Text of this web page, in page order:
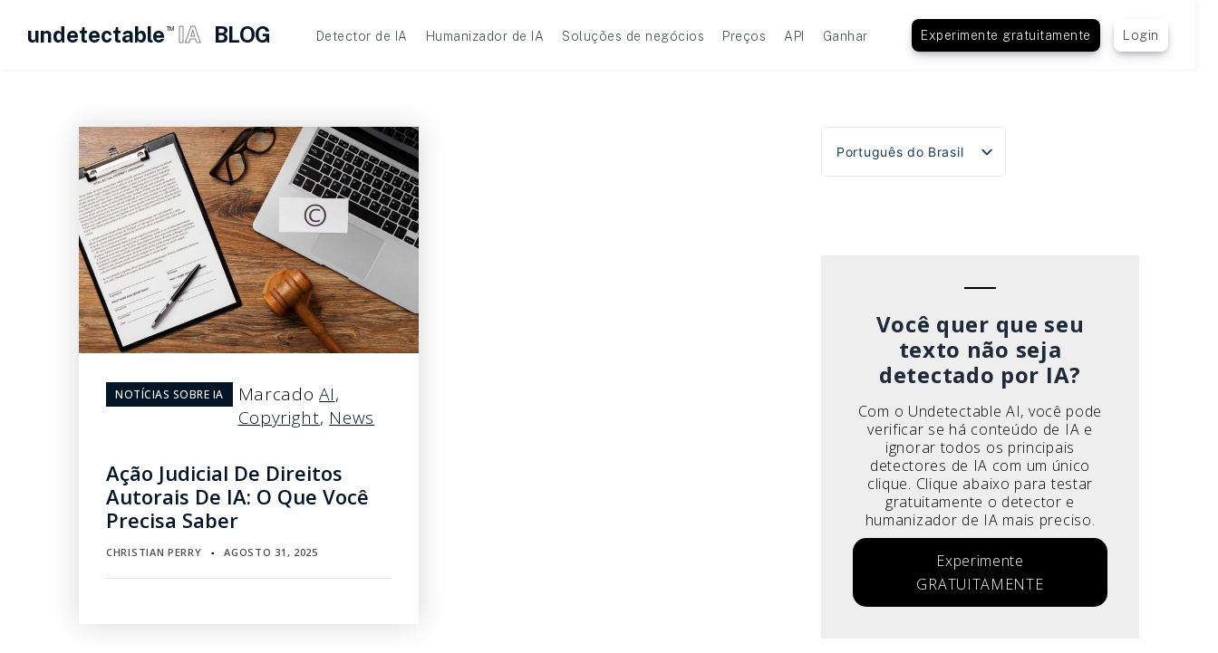
undetectable TM IA BLOG Detector de IA Humanizador de IA Soluções de negócios Preços API Ganhar Experimente gratuitamente Login
conteúdo
NOTÍCIAS SOBRE IA MarcadoAI,
Copyright, News
Ação Judicial De Direitos
Autorais De IA: O Que Você
Precisa Saber
CHRISTIAN PERRY ▪ AGOSTO 31, 2025
Português do Brasil
English
Você quer que seu
texto não seja
detectado por IA?
Com o Undetectable AI, você pode
verificar se há conteúdo de IA e
ignorar todos os principais
detectores de IA com um único
clique. Clique abaixo para testar
gratuitamente o detector e
humanizador de IA mais preciso.
Experimente
GRATUITAMENTE